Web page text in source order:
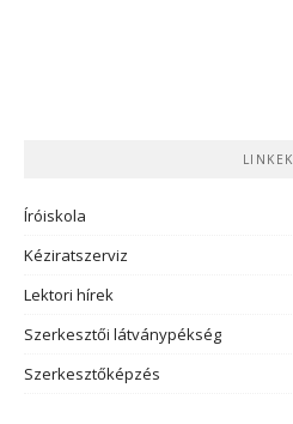
LINKEK
Íróiskola
Kéziratszerviz
Lektori hírek
Szerkesztői látványpékség
Szerkesztőképzés